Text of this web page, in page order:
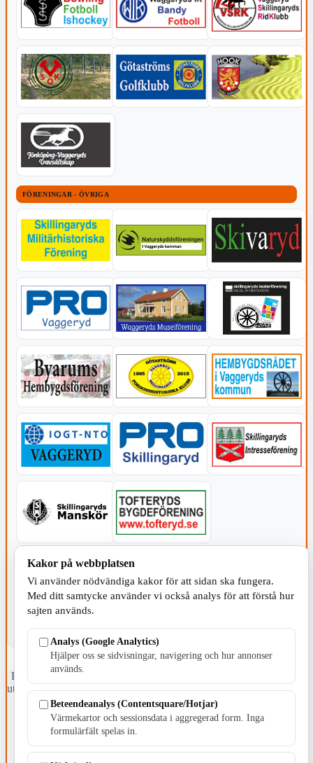
FÖRENINGAR - ÖVRIGA
KOMMUNEN
Fristående webbtidningsföretag grundat 1991 som sedan 2002 ger
ut tidningen Skillingaryd.nu och 2010 lanserades Värnamo.nu. Från
april 2026 omfattar Skillingaryd.nu tre kommuner: Gnosjö,
Värnamo och Vaggeryds kommun.
Kontakta oss
E-post: redaktionen@skillingaryd.nu
Kakor på webbplatsen
Vi använder nödvändiga kakor för att sidan ska fungera.
Med ditt samtycke använder vi också analys för att förstå hur
sajten används.
Analys (Google Analytics)
Hjälper oss se sidvisningar, navigering och hur annonser
används.
Beteendeanalys (Contentsquare/Hotjar)
Värmekartor och sessionsdata i aggregerad form. Inga
formulärfält spelas in.